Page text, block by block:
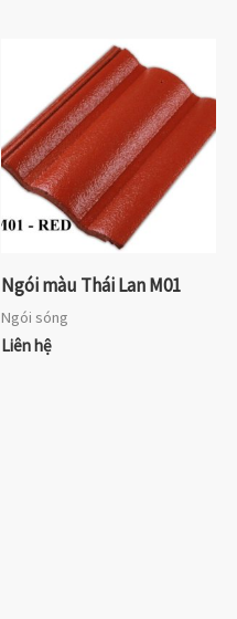
Ngói màu Thái Lan M01
Ngói sóng
Liên hệ